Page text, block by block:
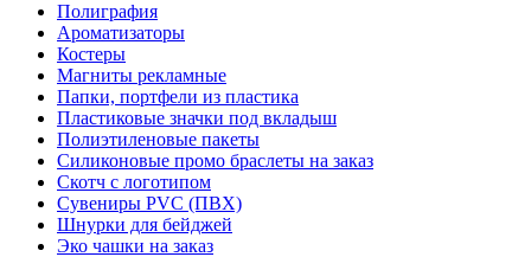
Полиграфия
Ароматизаторы
Костеры
Магниты рекламные
Папки, портфели из пластика
Пластиковые значки под вкладыш
Полиэтиленовые пакеты
Силиконовые промо браслеты на заказ
Скотч с логотипом
Сувениры PVC (ПВХ)
Шнурки для бейджей
Эко чашки на заказ